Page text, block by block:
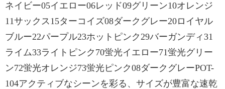
ネイビー05イエロー06レッド09グリーン10オレンジ
11サックス15ターコイズ08ダークグレー20ロイヤル
ブルー22パープル23ホットピンク29バーガンディ31
ライム33ライトピンク70蛍光イエロー71蛍光グリー
ン72蛍光オレンジ73蛍光ピンク08ダークグレーPOT-
104アクティブなシーンを彩る、サイズが豊富な速乾